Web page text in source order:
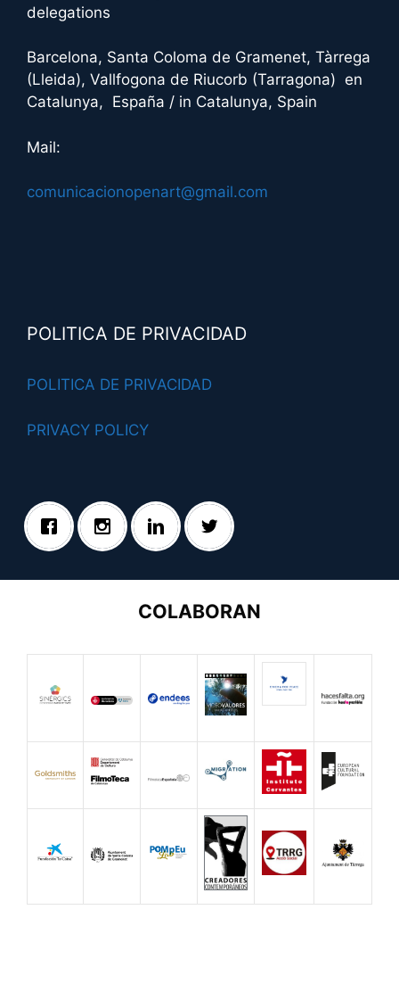
delegations
Barcelona, Santa Coloma de Gramenet, Tàrrega
(Lleida), Vallfogona de Riucorb (Tarragona) en
Catalunya, España / in Catalunya, Spain
Mail:
comunicacionopenart@gmail.com
POLITICA DE PRIVACIDAD
POLITICA DE PRIVACIDAD
PRIVACY POLICY
COLABORAN